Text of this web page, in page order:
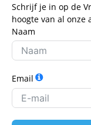
Schrijf je in op de
hoogte van al onze
Naam
Email